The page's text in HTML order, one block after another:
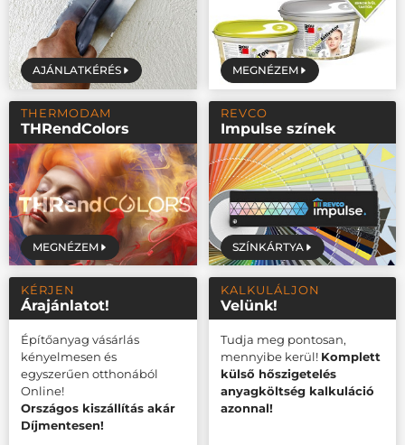
AJÁNLATKÉRÉS MEGNÉZEM
THERMODAM
THRendColors
MEGNÉZEM
REVCO
Impulse színek
SZÍNKÁRTYA
KÉRJEN
Árajánlatot!
Építőanyag vásárlás
kényelmesen és
egyszerűen otthonából
Online!
Országos kiszállítás akár
Díjmentesen!
KALKULÁLJON
Velünk!
Tudja meg pontosan,
mennyibe kerül! Komplett
külső hőszigetelés
anyagköltség kalkuláció
azonnal!